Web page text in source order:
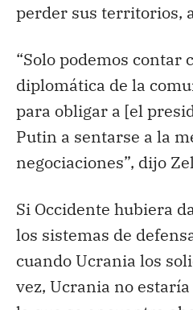
perder sus territorios,
“Solo podemos contar
diplomática de la
para obligar a [el
Putin a sentarse a la
negociaciones”, dijo
Si Occidente hubiera
los sistemas de
cuando Ucrania los
vez, Ucrania no